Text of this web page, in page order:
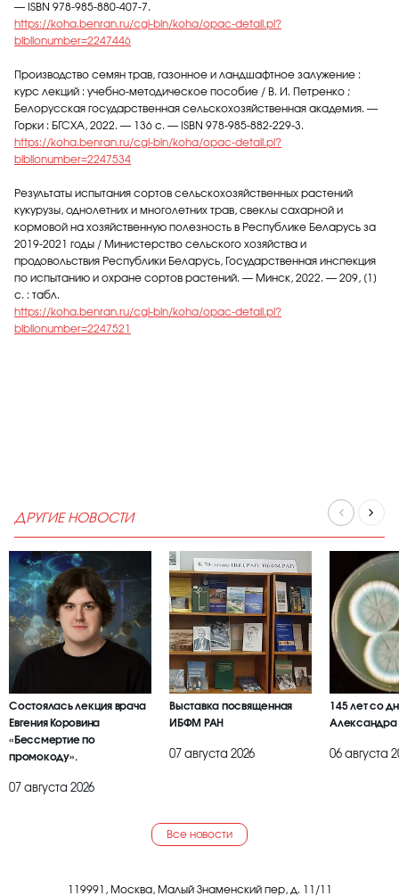
— ISBN 978-985-880-407-7.
https://koha.benran.ru/cgi-bin/koha/opac-detail.pl?
biblionumber=2247446
Производство семян трав, газонное и ландшафтное залужение :
курс лекций : учебно-методическое пособие / В. И. Петренко ;
Белорусская государственная сельскохозяйственная академия. —
Горки : БГСХА, 2022. — 136 с. — ISBN 978-985-882-229-3.
https://koha.benran.ru/cgi-bin/koha/opac-detail.pl?
biblionumber=2247534
Результаты испытания сортов сельскохозяйственных растений
кукурузы, однолетних и многолетних трав, свеклы сахарной и
кормовой на хозяйственную полезность в Республике Беларусь за
2019-2021 годы / Министерство сельского хозяйства и
продовольствия Республики Беларусь, Государственная инспекция
по испытанию и охране сортов растений. — Минск, 2022. — 209, [1]
с. : табл.
https://koha.benran.ru/cgi-bin/koha/opac-detail.pl?
biblionumber=2247521
ДРУГИЕ НОВОСТИ
Состоялась лекция врача
Евгения Коровина
«Бессмертие по
промокоду».
07 августа 2026
Выставка посвященная
ИБФМ РАН
07 августа 2026
145 лет со
Александра
06 августа
Все новости
119991, Москва, Малый Знаменский пер, д. 11/11